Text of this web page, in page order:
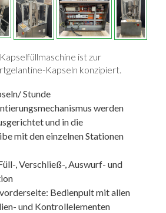
ist zur
Kapseln konzipiert.
Stunde
werden
und in die
mit den einzelnen Stationen
, Verschließ-, Auswurf- und
Bedienpult mit allen
und Kontrollelementen